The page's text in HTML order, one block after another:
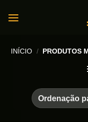
INÍCIO / PRODUTOS